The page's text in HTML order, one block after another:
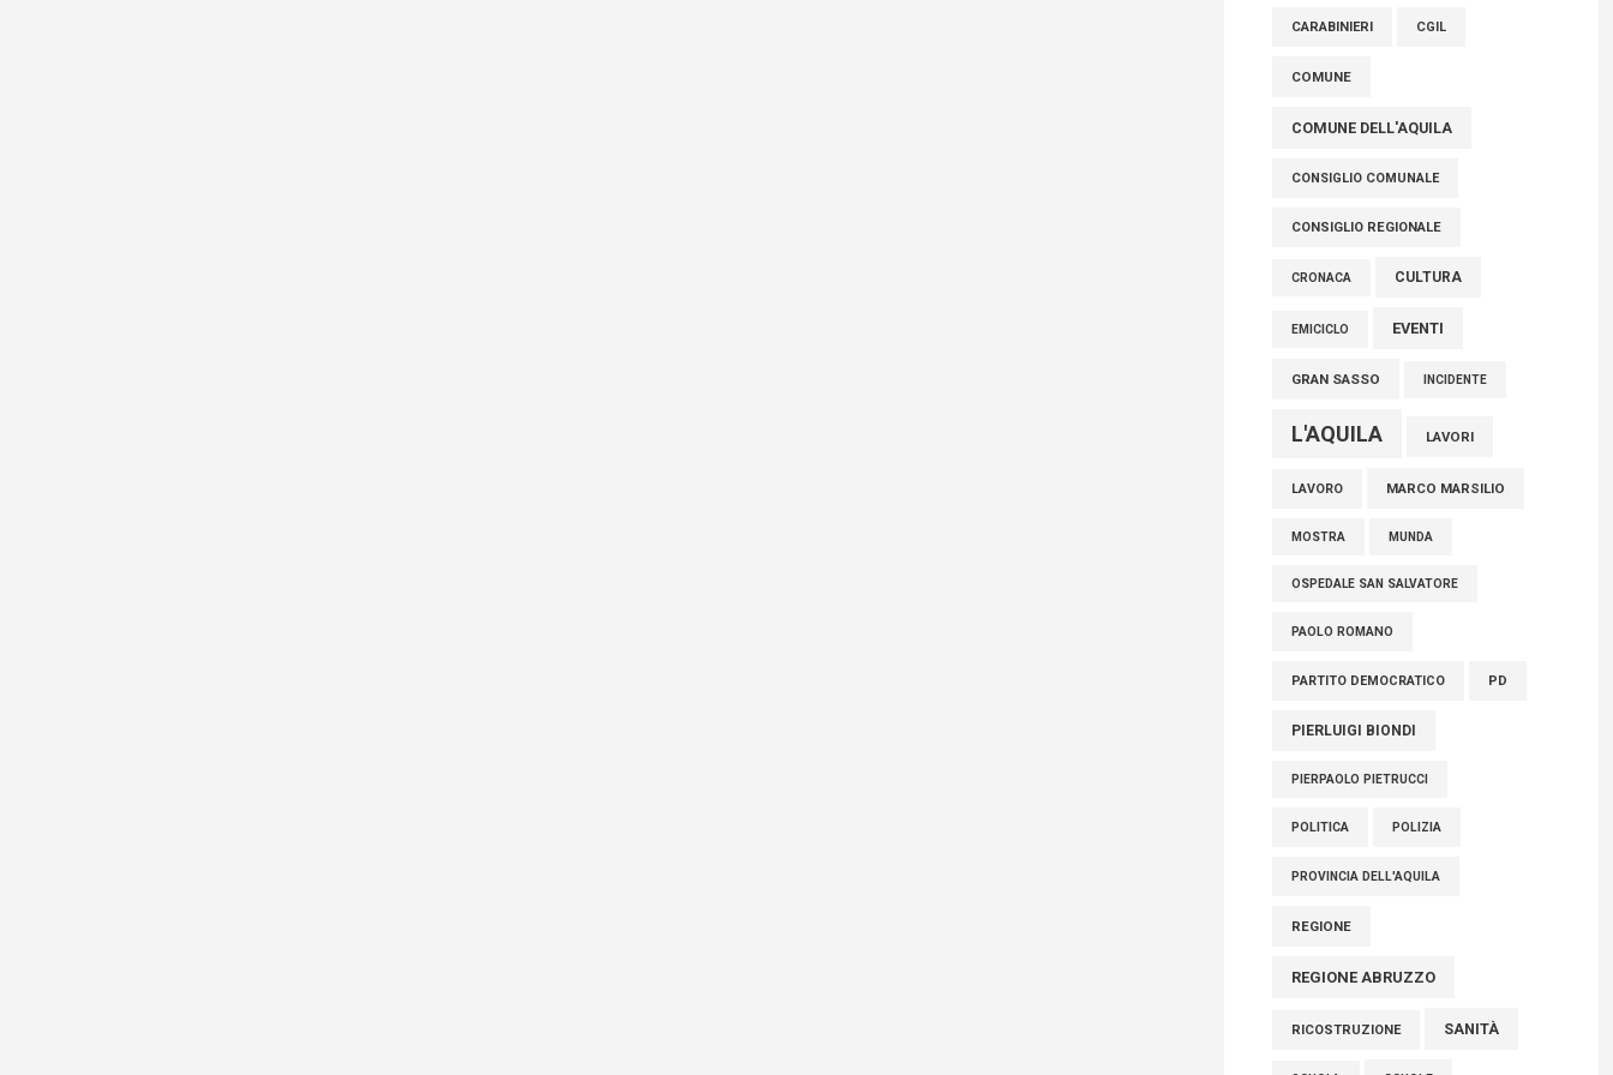
tra cui molti abruzzesi"
06 Agosto 2026
CARABINIERI CGIL
COMUNE
COMUNE DELL'AQUILA
CONSIGLIO COMUNALE
CONSIGLIO REGIONALE
CRONACA CULTURA
EMICICLO EVENTI
GRAN SASSO INCIDENTE
L'AQUILA LAVORI
LAVORO MARCO MARSILIO
MOSTRA MUNDA
OSPEDALE SAN SALVATORE
PAOLO ROMANO
PARTITO DEMOCRATICO PD
PIERLUIGI BIONDI
PIERPAOLO PIETRUCCI
POLITICA POLIZIA
PROVINCIA DELL'AQUILA
REGIONE
REGIONE ABRUZZO
RICOSTRUZIONE SANITÀ